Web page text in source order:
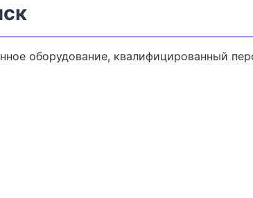
оборудование, квалифицированный